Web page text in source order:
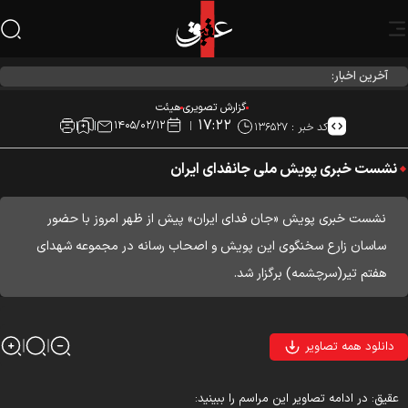
آخرین اخبار: احیاء شب نیمه شعبان در هیئت آیین حسینی
گزارش تصویریهیئت
کد خبر : ۱۳۶۵۲۷ ۱۷:۲۲ ۱۴۰۵/۰۲/۱۲
نشست خبری پویش ملی جانفدای ایران
نشست خبری پویش «جان فدای ایران» پیش از ظهر امروز با حضور
ساسان زارع سخنگوی این پویش و اصحاب رسانه در مجموعه شهدای
هفتم تیر(سرچشمه) برگزار شد.
دانلود همه تصاویر
عقیق: در ادامه تصاویر این مراسم را ببینید: